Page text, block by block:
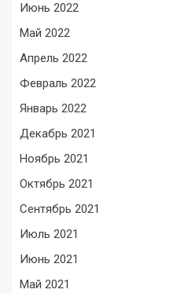
Июнь 2022
Май 2022
Апрель 2022
Февраль 2022
Январь 2022
Декабрь 2021
Ноябрь 2021
Октябрь 2021
Сентябрь 2021
Июль 2021
Июнь 2021
Май 2021